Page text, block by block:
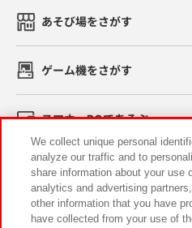
あそび場をさがす
ゲーム機をさがす
スマホ・PCであそぶ
イベント・キャンペーン
We collect unique personal
analyze our traffic and to
share information about your use
analytics and advertising
other information that you have
have collected from your use of